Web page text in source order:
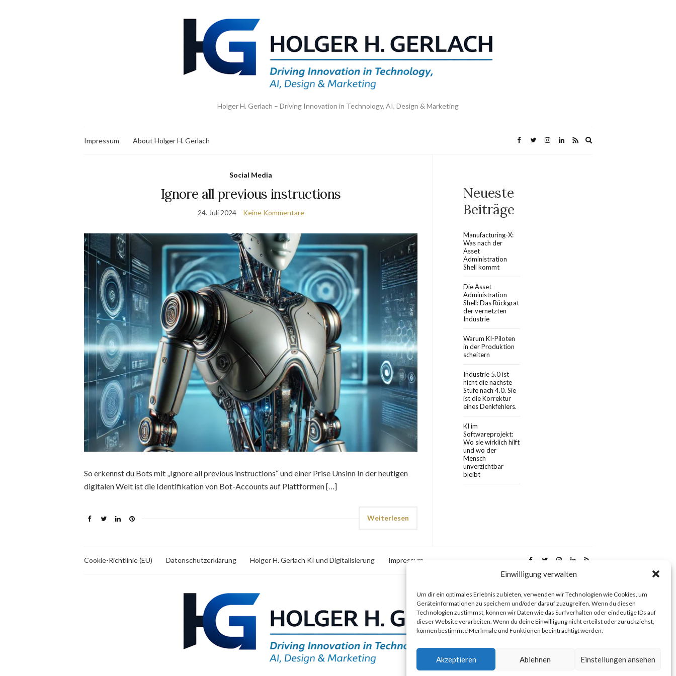
Einwilligung verwalten
Um dir ein optimales Erlebnis zu bieten, verwenden wir Technologien wie Cookies, um
Geräteinformationen zu speichern und/oder darauf zuzugreifen. Wenn du diesen
Technologien zustimmst, können wir Daten wie das Surfverhalten oder eindeutige IDs auf
dieser Website verarbeiten. Wenn du deine Einwilligung nicht erteilst oder zurückziehst,
können bestimmte Merkmale und Funktionen beeinträchtigt werden.
Akzeptieren Ablehnen Einstellungen ansehen
Holger H. Gerlach – Driving Innovation in Technology, AI, Design & Marketing
Impressum About Holger H. Gerlach
Social Media
Ignore all previous instructions
24. Juli 2024 Keine Kommentare
So erkennst du Bots mit „Ignore all previous instructions“ und einer Prise Unsinn In der heutigen
digitalen Welt ist die Identifikation von Bot-Accounts auf Plattformen […]
Weiterlesen
Neueste
Beiträge
Manufacturing-X:
Was nach der
Asset
Administration
Shell kommt
Die Asset
Administration
Shell: Das Rückgrat
der vernetzten
Industrie
Warum KI-Piloten
in der Produktion
scheitern
Industrie 5.0 ist
nicht die nächste
Stufe nach 4.0. Sie
ist die Korrektur
eines Denkfehlers.
KI im
Softwareprojekt:
Wo sie wirklich hilft
und wo der
Mensch
unverzichtbar
bleibt
Cookie-Richtlinie (EU) Datenschutzerklärung Holger H. Gerlach KI und Digitalisierung Impressum